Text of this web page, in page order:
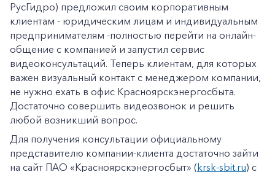
РусГидро) предложил своим корпоративным
клиентам - юридическим лицам и индивидуальным
предпринимателям -полностью перейти на онлайн-
общение с компанией и запустил сервис
видеоконсультаций. Теперь клиентам, для которых
важен визуальный контакт с менеджером компании,
не нужно ехать в офис Красноярскэнергосбыта.
Достаточно совершить видеозвонок и решить
любой возникший вопрос.
Для получения консультации официальному
представителю компании-клиента достаточно зайти
на сайт ПАО «Красноярскэнергосбыт» (krsk-sbit.ru) с